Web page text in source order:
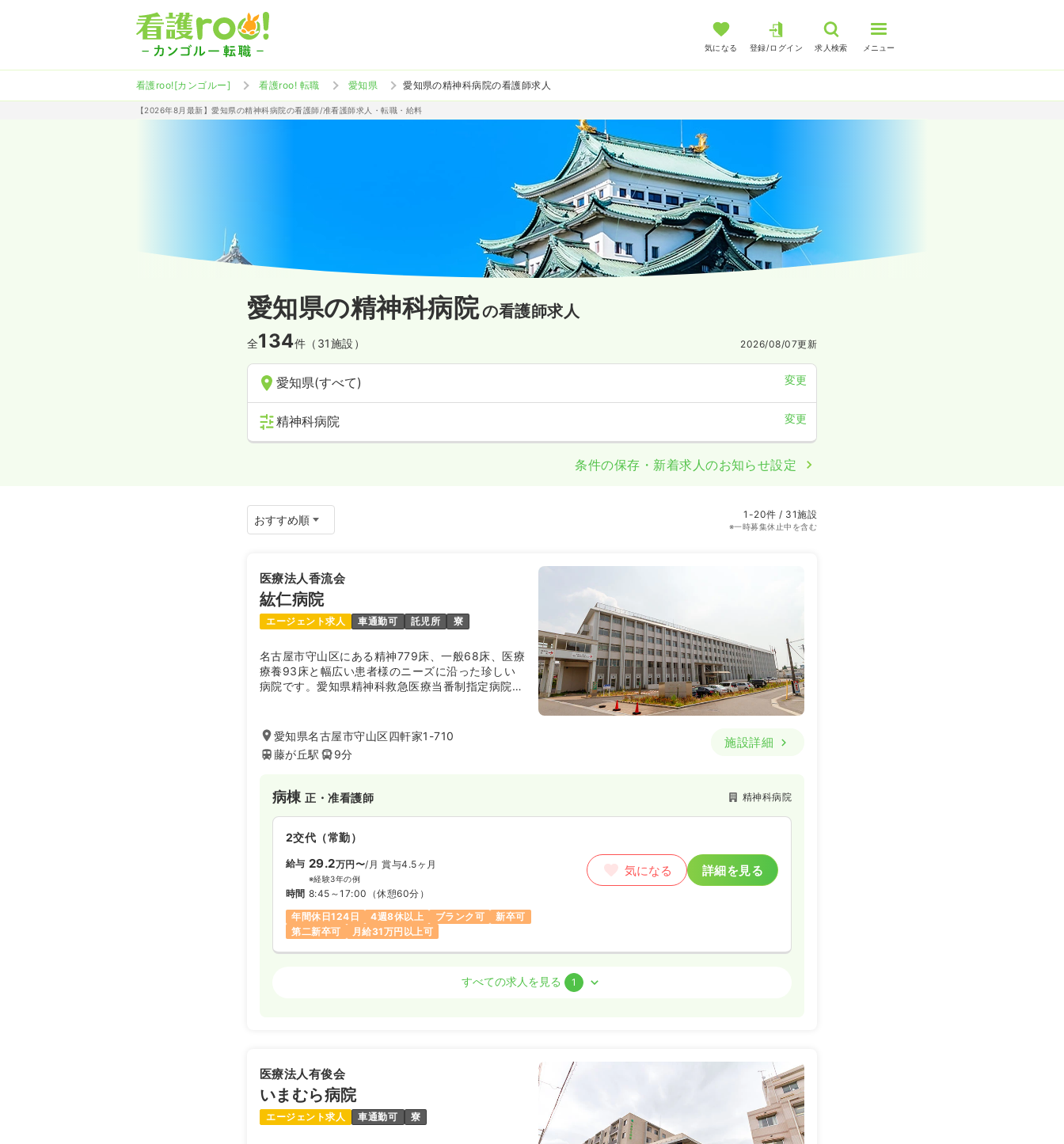
気になる 登録/ログイン 求人検索 メニュー
看護roo![カンゴルー] 看護roo! 転職 愛知県 愛知県の精神科病院の看護師求人
【2026年8月最新】愛知県の精神科病院の看護師/准看護師求人・転職・給料
愛知県の精神科病院の看護師求人
全134件（31施設） 2026/08/07更新
愛知県(すべて) 変更
精神科病院 変更
条件の保存・新着求人のお知らせ設定
1-20件 / 31施設
※一時募集休止中を含む
医療法人香流会
紘仁病院
エージェント求人 車通勤可 託児所 寮
名古屋市守山区にある精神779床、一般68床、医療
療養93床と幅広い患者様のニーズに沿った珍しい
病院です。愛知県精神科救急医療当番制指定病院に
愛知県名古屋市守山区四軒家1-710
藤が丘駅
9分
施設詳細
病棟正・准看護師 精神科病院
2交代（常勤）
給与 29.2万円〜/月 賞与4.5ヶ月
※経験3年の例
時間 8:45～17:00 （休憩60分）
年間休日124日
4週8休以上 ブランク可
新卒可
第二新卒可
月給31万円以上可
気になる 詳細を見る
すべての求人を見る 1
医療法人有俊会
いまむら病院
エージェント求人 車通勤可 寮